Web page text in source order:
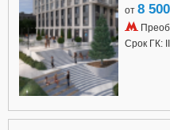
от 8
Срок ГК: